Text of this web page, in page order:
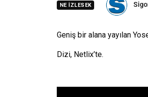
NE İZLESEK
Geniş bir alana yayılan
Dizi, Netlix’te.